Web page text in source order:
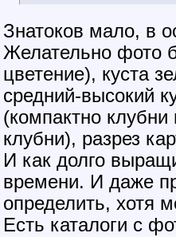
Знатоков мало, в
Желательно фото
цветение), куста
средний-высокий
(компактно клубни
клубни), разрез
И как долго
времени. И даже
определить, хотя
Есть каталоги с